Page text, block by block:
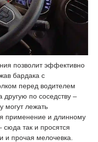
позволит эффективно
бардака с
перед водителем
по соседству –
могут лежать
применение и длинному
так и просятся
и прочая мелочевка.